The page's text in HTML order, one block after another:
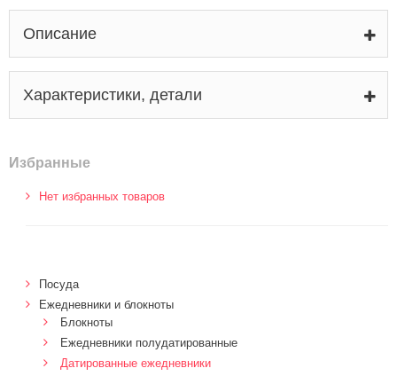
Описание
Характеристики, детали
Избранные
Нет избранных товаров
Посуда
Ежедневники и блокноты
Блокноты
Ежедневники полудатированные
Датированные ежедневники